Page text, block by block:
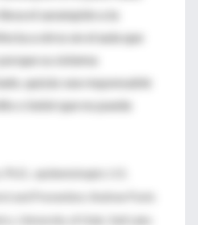
el sarampión a la
a otros en el aula que
su sistema
quizás sea responsable
o bebé que no pueda